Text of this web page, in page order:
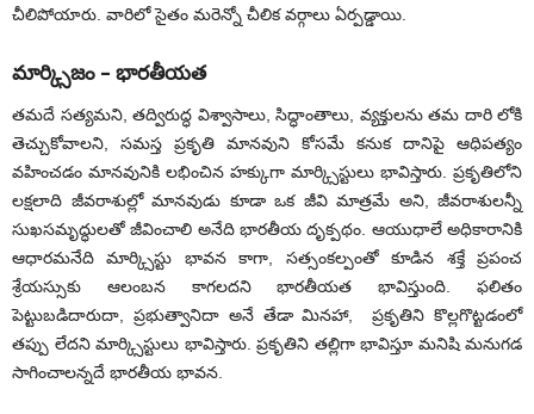
చీలిపోయారు. వారిలో సైతం మరెన్నో చీలిక వర్గాలు ఏర్పడ్డాయి.
మార్క్సిజం – భారతీయత
తమదే సత్యమని, తద్విరుద్ధ విశ్వాసాలు, సిద్ధాంతాలు, వ్యక్తులను తమ దారి లోకి
తెచ్చుకోవాలని, సమస్త ప్రకృతి మానవుని కోసమే కనుక దానిపై ఆధిపత్యం
వహించడం మానవునికి లభించిన హక్కుగా మార్క్సిస్టులు భావిస్తారు. ప్రకృతిలోని
లక్షలాది జీవరాశుల్లో మానవుడు కూడా ఒక జీవి మాత్రమే అని, జీవరాశులన్నీ
సుఖసమృద్ధులతో జీవించాలి అనేది భారతీయ దృక్పథం. ఆయుధాలే అధికారానికి
ఆధారమనేది మార్క్సిస్టు భావన కాగా, సత్సంకల్పంతో కూడిన శక్తే ప్రపంచ
శ్రేయస్సుకు ఆలంబన కాగలదని భారతీయత భావిస్తుంది. ఫలితం
పెట్టుబడిదారుదా, ప్రభుత్వానిదా అనే తేడా మినహా, ప్రకృతిని కొల్లగొట్టడంలో
తప్పు లేదని మార్క్సిస్టులు భావిస్తారు. ప్రకృతిని తల్లిగా భావిస్తూ మనిషి మనుగడ
సాగించాలన్నదే భారతీయ భావన.